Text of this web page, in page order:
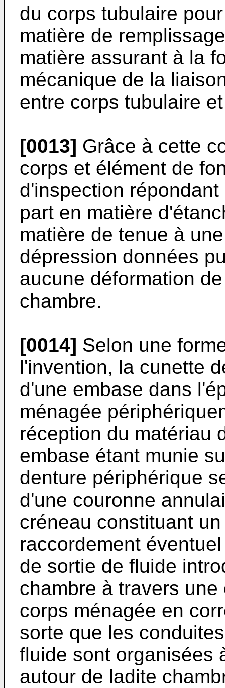
du corps tubulaire
matière de
matière assurant à la
mécanique de la
entre corps tubulaire
[0013] Grâce à cette
corps et élément de
d'inspection
part en matière
matière de tenue à
dépression données
aucune déformation
chambre.
[0014] Selon une
l'invention, la cunette
d'une embase dans
ménagée
réception du matériau
embase étant munie
denture périphérique
d'une couronne
créneau constituant
raccordement
de sortie de fluide
chambre à travers
corps ménagée en
sorte que les
fluide sont organisées
autour de ladite